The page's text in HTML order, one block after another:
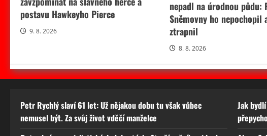
postavu Hawkeyho Pierce
9. 8. 2026
nepadl na úrodnou půdu:
Sněmovny ho nepochopil
ztrapnil
8. 8. 2026
Petr Rychlý slaví 61 let: Už nějakou dobu tu však vůbec
nemusel být. Za svůj život vděčí manželce
Jak